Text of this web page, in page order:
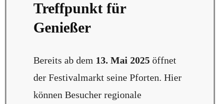
Treffpunkt für
Genießer
Bereits ab dem 13. Mai 2025 öffnet
der Festivalmarkt seine Pforten. Hier
können Besucher regionale